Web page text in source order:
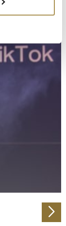
Lage
genau sein
identifizieren
Daten
zu
anbieten
zu
zu Ihrer
für
Unsere
mit
der Dienste